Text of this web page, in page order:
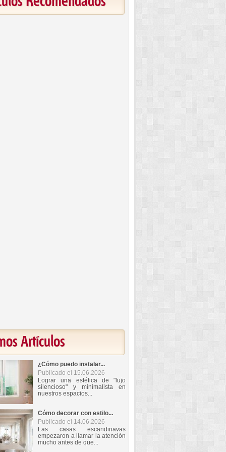
Artículos
¿Cómo puedo instalar...
Publicado el 15.06.2026
Lograr una estética de "lujo
silencioso" y minimalista en
nuestros espacios...
Cómo decorar con estilo...
Publicado el 14.06.2026
Las casas escandinavas
empezaron a llamar la atención
mucho antes de que...